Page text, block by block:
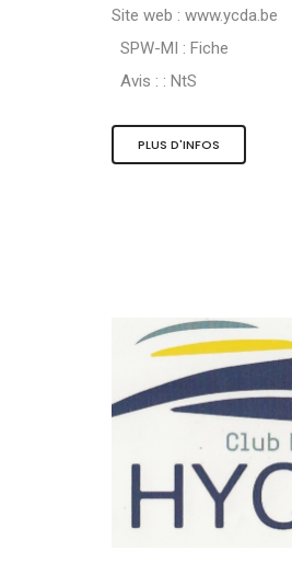
Site web : www.ycda.be
SPW-MI : Fiche
Avis : : NtS
PLUS D'INFOS